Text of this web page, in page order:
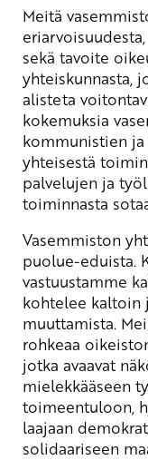
Meitä
sekä tavoite
yhteiskunnasta,
alisteta
kokemuksia
kommunistien
yhteisestä
palvelujen ja
toiminnasta
Vasemmiston
puolue-eduista.
vastuustamme
kohtelee kaltoin
muuttamista.
rohkeaa
jotka avaavat
mielekkääseen
toimeentuloon,
laajaan
solidaariseen